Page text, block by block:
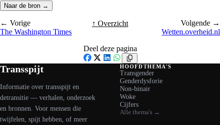
Naar de bron →
← Vorige
The Washington Times
↑ Overzicht
Volgende →
Wetten.overheid.nl
Deel deze pagina
Facebook
X LinkedIn
WhatsApp
Transspijt
Informatie over transspijt en
detransitie — verhalen, onderzoek
en bronnen. Voor mensen die
twijfelen, spijt hebben, of meer
HOOFDTHEMA'S
Transgender
Genderdysforie
Non-binair
Woke
Cijfers
Alle thema's →